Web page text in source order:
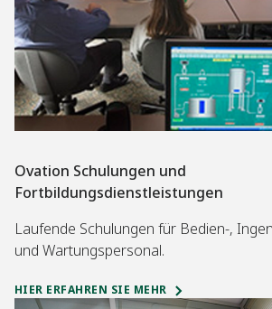
Ovation Schulungen und
Fortbildungsdienstleistungen
Laufende Schulungen für Bedien-,
und Wartungspersonal.
HIER ERFAHREN SIE MEHR